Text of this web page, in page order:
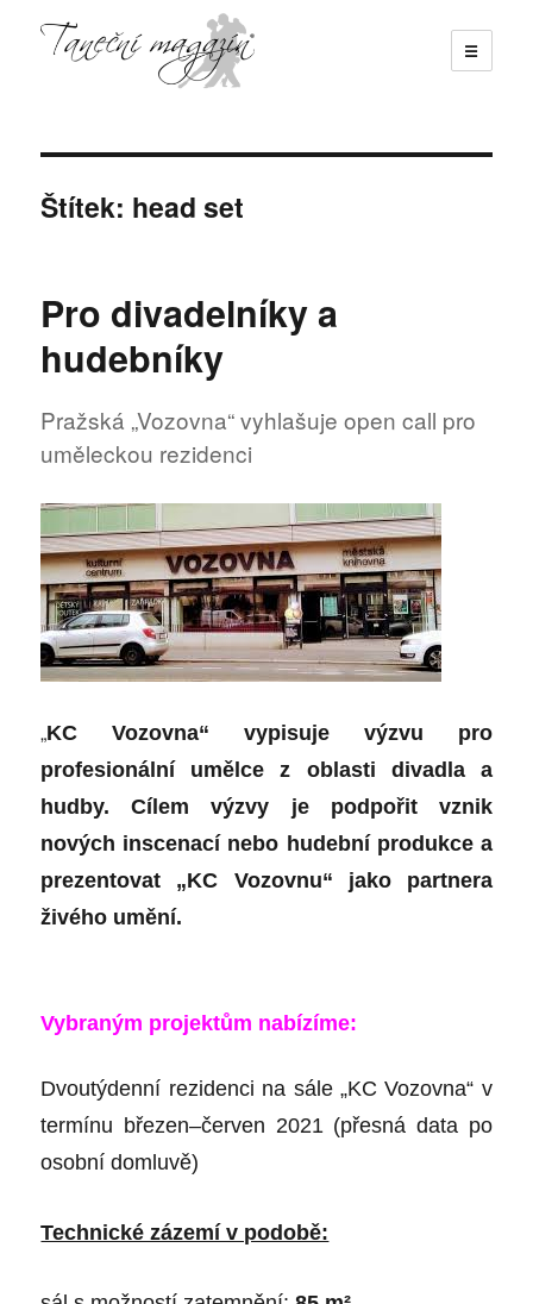
☰
Štítek: head set
Pro divadelníky a
hudebníky
Pražská „Vozovna“ vyhlašuje open call pro
uměleckou rezidenci
„KC Vozovna“ vypisuje výzvu pro
profesionální umělce z oblasti divadla a
hudby. Cílem výzvy je podpořit vznik
nových inscenací nebo hudební produkce a
prezentovat „KC Vozovnu“ jako partnera
živého umění.
Vybraným projektům nabízíme:
Dvoutýdenní rezidenci na sále „KC Vozovna“ v
termínu březen–červen 2021 (přesná data po
osobní domluvě)
Technické zázemí v podobě: